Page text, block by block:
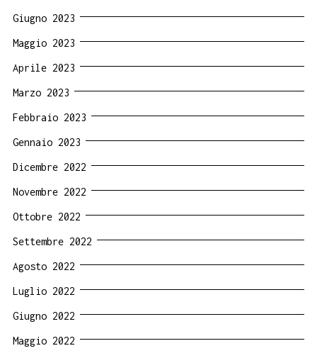
Giugno 2023
Maggio 2023
Aprile 2023
Marzo 2023
Febbraio 2023
Gennaio 2023
Dicembre 2022
Novembre 2022
Ottobre 2022
Settembre 2022
Agosto 2022
Luglio 2022
Giugno 2022
Maggio 2022